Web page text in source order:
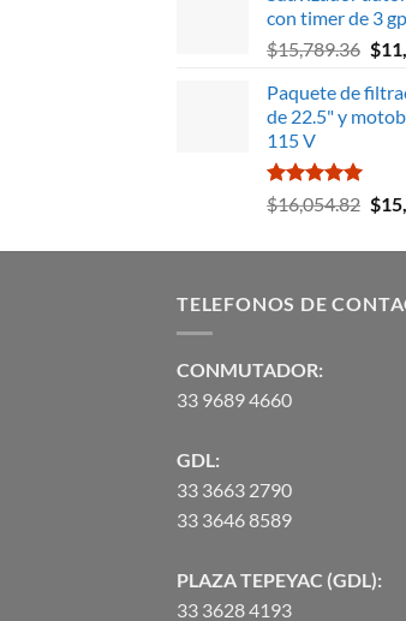
era:
con timer de 3
$15,789.36 El
era:
$
Paquete de
de 22.5" y
115 V
Valorado
con
$16,054.82 El
$
TELEFONOS DE
CONMUTADOR:
33 9689 4660
GDL:
33 3663 2790
33 3646 8589
PLAZA TEPEYAC (GDL):
33 3628 4193